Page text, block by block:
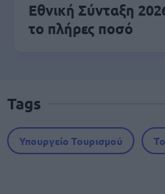
Εθνική Σύνταξη
το πλήρες ποσό
Tags
Υπουργείο Τουρισμού